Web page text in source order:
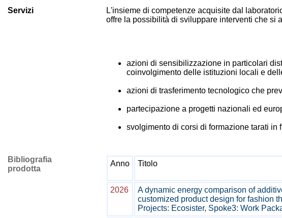
Servizi
L'insieme di competenze acquisite dal
offre la possibilità di sviluppare interventi che si
azioni di sensibilizzazione in particolari
coinvolgimento delle istituzioni locali e
azioni di trasferimento tecnologico che
partecipazione a progetti nazionali ed
svolgimento di corsi di formazione tarati
Bibliografia
prodotta
Anno Titolo
2026
A dynamic energy comparison of
customized product design for fashion
Projects: Ecosister, Spoke3: Work